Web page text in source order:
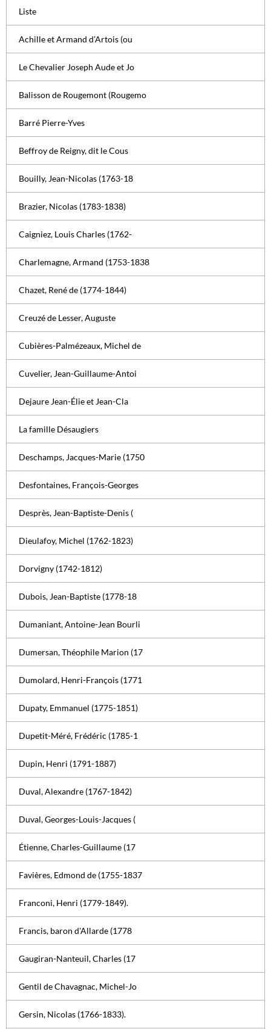
Liste
Achille et Armand d’Artois (ou
Le Chevalier Joseph Aude et Jo
Balisson de Rougemont (Rougemo
Barré Pierre-Yves
Beffroy de Reigny, dit le Cous
Bouilly, Jean-Nicolas (1763-18
Brazier, Nicolas (1783-1838)
Caigniez, Louis Charles (1762-
Charlemagne, Armand (1753-1838
Chazet, René de (1774-1844)
Creuzé de Lesser, Auguste
Cubières-Palmézeaux, Michel de
Cuvelier, Jean-Guillaume-Antoi
Dejaure Jean-Élie et Jean-Cla
La famille Désaugiers
Deschamps, Jacques-Marie (1750
Desfontaines, François-Georges
Desprès, Jean-Baptiste-Denis (
Dieulafoy, Michel (1762-1823)
Dorvigny (1742-1812)
Dubois, Jean-Baptiste (1778-18
Dumaniant, Antoine-Jean Bourli
Dumersan, Théophile Marion (17
Dumolard, Henri-François (1771
Dupaty, Emmanuel (1775-1851)
Dupetit-Méré, Frédéric (1785-1
Dupin, Henri (1791-1887)
Duval, Alexandre (1767-1842)
Duval, Georges-Louis-Jacques (
Étienne, Charles-Guillaume (17
Favières, Edmond de (1755-1837
Franconi, Henri (1779-1849).
Francis, baron d'Allarde (1778
Gaugiran-Nanteuil, Charles (17
Gentil de Chavagnac, Michel-Jo
Gersin, Nicolas (1766-1833).